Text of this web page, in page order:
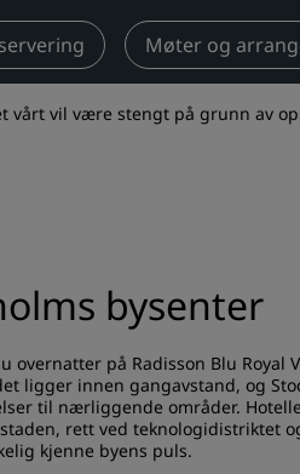
Møter og
vil være stengt på grunn av
bysenter
på Radisson Blu Royal
ligger innen gangavstand, og
til nærliggende områder.
rett ved teknologidistriktet
kjenne byens puls.